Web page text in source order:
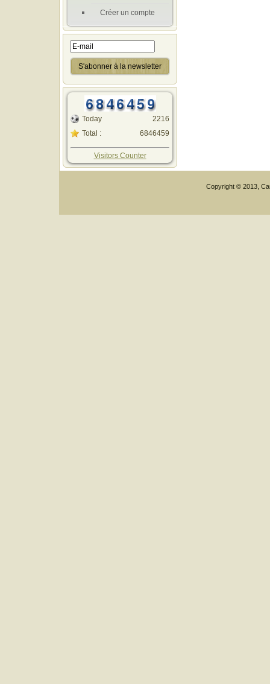
Créer un compte
Today
Total :
2216
6846459
Visitors Counter
Copyright © 2013,